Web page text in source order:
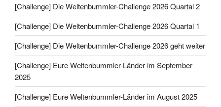
[Challenge] Die Weltenbummler-Challenge 2026 Quartal 2
[Challenge] Die Weltenbummler-Challenge 2026 Quartal 1
[Challenge] Die Weltenbummler-Challenge 2026 geht weiter
[Challenge] Eure Weltenbummler-Länder im September
2025
[Challenge] Eure Weltenbummler-Länder im August 2025